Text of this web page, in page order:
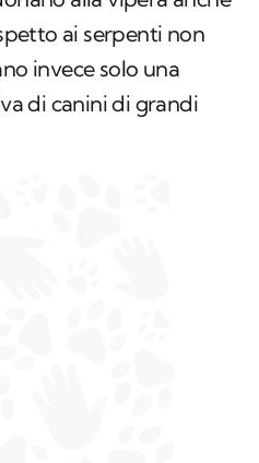
ai serpenti non
invece solo una
di canini di grandi